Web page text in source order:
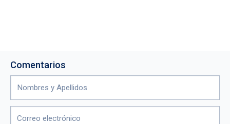
Comentarios